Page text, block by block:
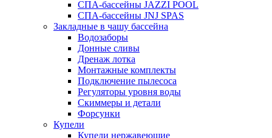
СПА-бассейны JAZZI POOL
СПА-бассейны JNJ SPAS
Закладные в чашу бассейна
Водозаборы
Донные сливы
Дренаж лотка
Монтажные комплекты
Подключение пылесоса
Регуляторы уровня воды
Скиммеры и детали
Форсунки
Купели
Купели нержавеющие